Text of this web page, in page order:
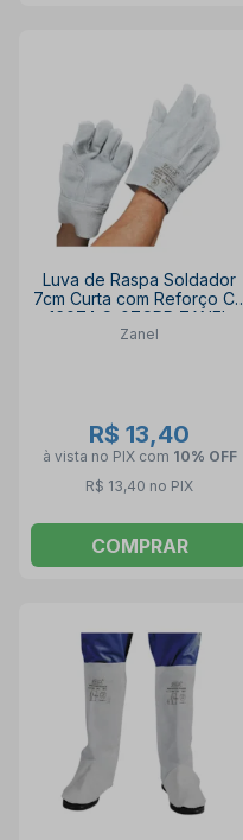
Luva de Raspa Soldador
7cm Curta com Reforço CA
16074 C-07CRR ZANEL
Zanel
R$ 13,40
à vista no PIX com 10% OFF
R$ 13,40 no PIX
COMPRAR